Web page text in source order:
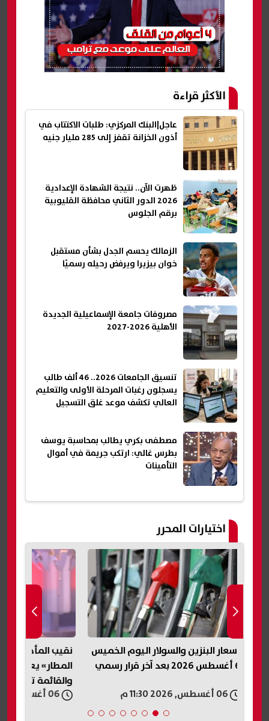
الأكثر قراءة
عاجل|البنك المركزي: طلبات الاكتتاب في
أذون الخزانة تقفز إلى 285 مليار جنيه
ظهرت الآن.. نتيجة الشهادة الإعدادية
2026 الدور الثاني محافظة القليوبية
برقم الجلوس
الزمالك يحسم الجدل بشأن مستقبل
خوان بيزيرا ويرفض رحيله رسميًا
مصروفات جامعة الإسماعيلية الجديدة
الأهلية 2026-2027
تنسيق الجامعات 2026.. 46 ألف طالب
يسجلون رغبات المرحلة الأولى والتعليم
العالي تكشف موعد غلق التسجيل
مصطفى بكري يطالب بمحاسبة يوسف
بطرس غالي: ارتكب جريمة في أموال
التأمينات
اختيارات المحرر
نقيب المأذونين: فيديو «سيدة
المطار» يعكس أزمة أسرية خطيرة..
06 أغسطس, 2026 11:20 م
عودة
مؤقت.. واستئناف
06 أغسطس, 2026 11:20 م